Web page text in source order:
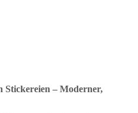
Stickereien – Moderner,